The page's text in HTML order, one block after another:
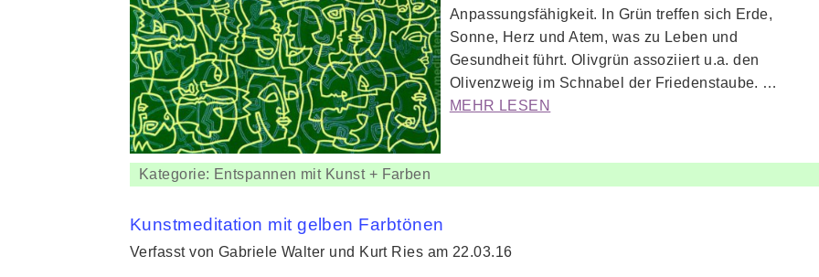
Anpassungsfähigkeit. In Grün treffen sich Erde,
Sonne, Herz und Atem, was zu Leben und
Gesundheit führt. Olivgrün assoziiert u.a. den
Olivenzweig im Schnabel der Friedenstaube. …
MEHR LESEN
Kategorie: Entspannen mit Kunst + Farben
Kunstmeditation mit gelben Farbtönen
Verfasst von Gabriele Walter und Kurt Ries am 22.03.16